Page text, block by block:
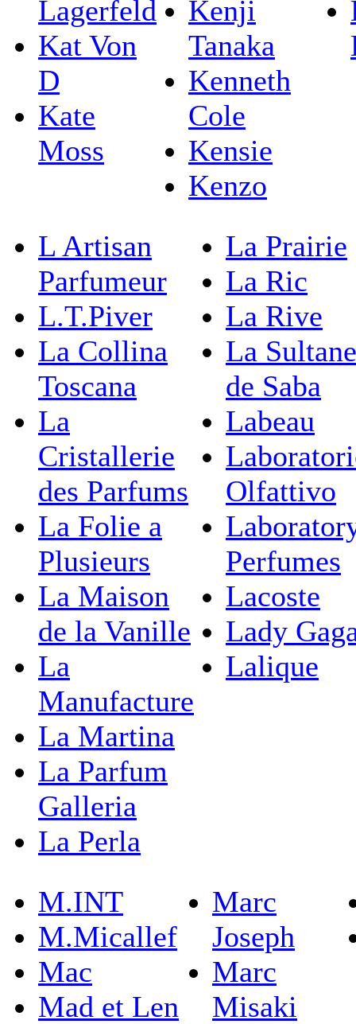
Lagerfeld
Kat Von
D
Kate
Moss
Kenji
Tanaka
Kenneth
Cole
Kensie
Kenzo
L Artisan
Parfumeur
L.T.Piver
La Collina
Toscana
La
Cristallerie
des Parfums
La Folie a
Plusieurs
La Maison
de la Vanille
La
Manufacture
La Martina
La Parfum
Galleria
La Perla
La Prairie
La Ric
La Rive
La Sultane
de Saba
Labeau
Olfattivo
Perfumes
Lacoste
Lady
Lalique
M.INT
M.Micallef
Mac
Mad et Len
Marc
Joseph
Marc
Misaki